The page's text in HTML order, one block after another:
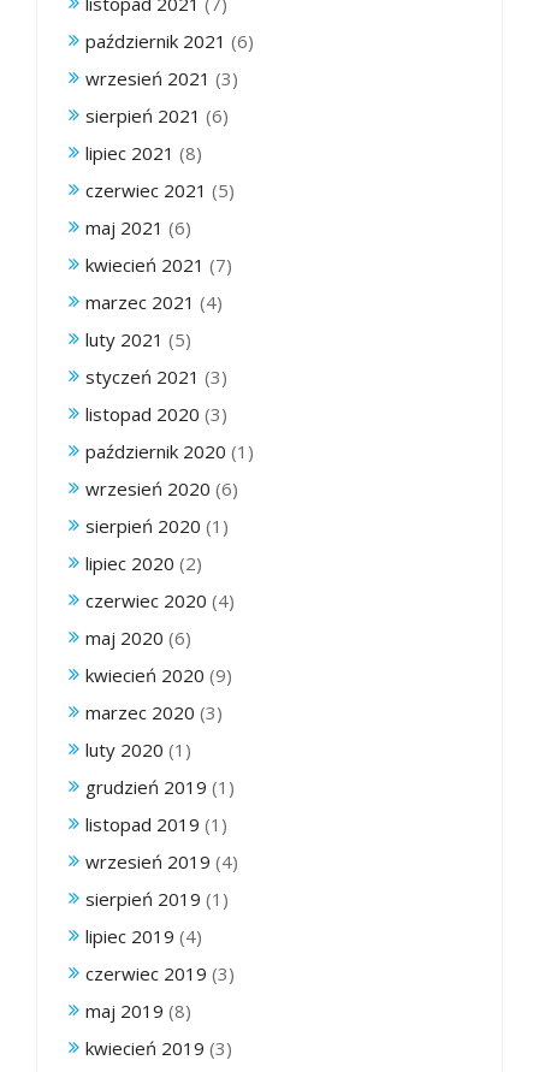
październik 2021 (6)
wrzesień 2021 (3)
sierpień 2021 (6)
lipiec 2021 (8)
czerwiec 2021 (5)
maj 2021 (6)
kwiecień 2021 (7)
marzec 2021 (4)
luty 2021 (5)
styczeń 2021 (3)
listopad 2020 (3)
październik 2020 (1)
wrzesień 2020 (6)
sierpień 2020 (1)
lipiec 2020 (2)
czerwiec 2020 (4)
maj 2020 (6)
kwiecień 2020 (9)
marzec 2020 (3)
luty 2020 (1)
grudzień 2019 (1)
listopad 2019 (1)
wrzesień 2019 (4)
sierpień 2019 (1)
lipiec 2019 (4)
czerwiec 2019 (3)
maj 2019 (8)
kwiecień 2019 (3)